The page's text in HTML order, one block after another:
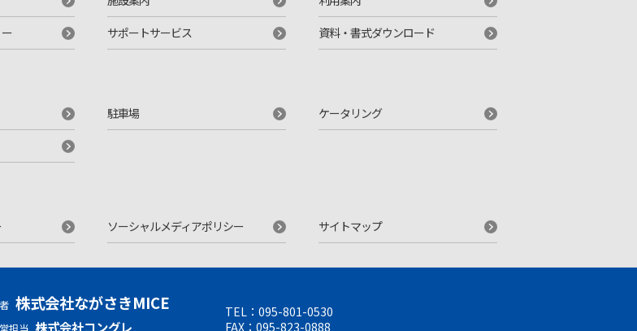
サポートサービス 資料・書式ダウンロード
駐車場
ケータリング
ソーシャルメディアポリシー サイトマップ
株式会社ながさきMICE
株式会社コングレ
TEL： 095-801-0530
FAX：095-823-0888